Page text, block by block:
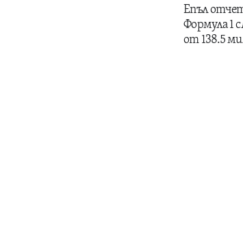
Епъл
Формула 1
от 138.5